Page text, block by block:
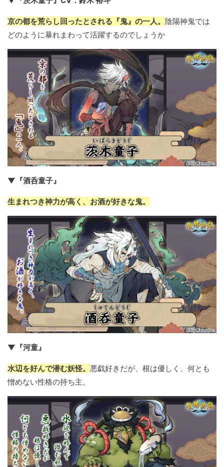
京の都を荒らし回ったとされる『鬼』の一人。 陰陽神鬼では
どのように暴れまわって活躍するのでしょうか
▼『酒呑童子』
生まれつき神力が高く、お酒が好きな鬼。
▼『河童』
水辺を好んで潜む妖怪。 悪戯好きだが、根は優しく、何とも
憎めない性格の持ち主。